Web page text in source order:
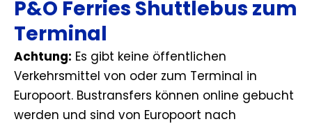
P&O Ferries Shuttlebus zum
Terminal
Achtung: Es gibt keine öffentlichen
Verkehrsmittel von oder zum Terminal in
Europoort. Bustransfers können online gebucht
werden und sind von Europoort nach